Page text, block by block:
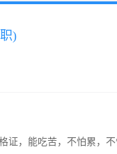
)
证，能吃苦，不怕累，